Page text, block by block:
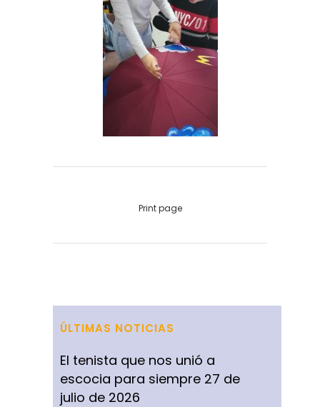
Print page
ÚLTIMAS NOTICIAS
El tenista que nos unió a
escocia para siempre 27 de
julio de 2026